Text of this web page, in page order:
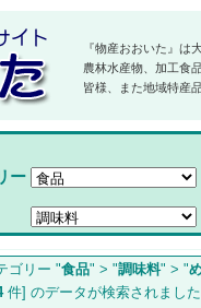
『物産おおいた』は
農林水産物、加工食
皆様、また地域特産
ー
ゴリー "食品" > "調味料" > "
件] のデータが検索され